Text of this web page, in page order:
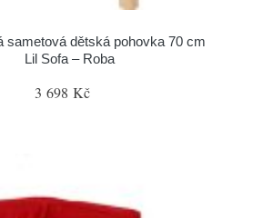
sametová dětská pohovka 70 cm
Lil Sofa – Roba
3 698 Kč